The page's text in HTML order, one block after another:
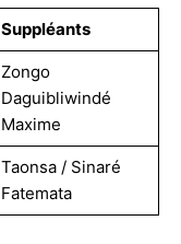
Suppléants
Zongo
Daguibliwindé
Maxime
Taonsa / Sinaré
Fatemata